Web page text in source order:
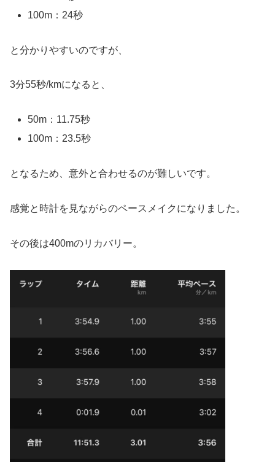
100m：24秒
と分かりやすいのですが、
3分55秒/kmになると、
50m：11.75秒
100m：23.5秒
となるため、意外と合わせるのが難しいです。
感覚と時計を見ながらのペースメイクになりました。
その後は400mのリカバリー。